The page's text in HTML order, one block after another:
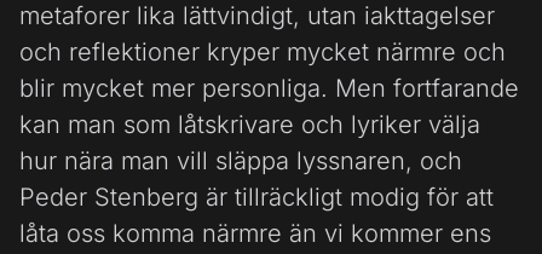
metaforer lika lättvindigt, utan iakttagelser
och reflektioner kryper mycket närmre och
blir mycket mer personliga. Men fortfarande
kan man som låtskrivare och lyriker välja
hur nära man vill släppa lyssnaren, och
Peder Stenberg är tillräckligt modig för att
låta oss komma närmre än vi kommer ens